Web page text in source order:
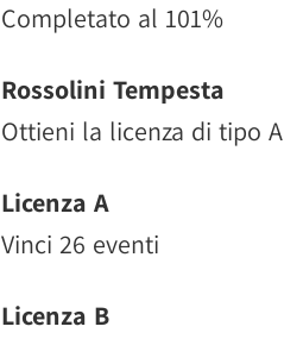
Completato al 101%
Rossolini Tempesta
Ottieni la licenza di tipo A
Licenza A
Vinci 26 eventi
Licenza B